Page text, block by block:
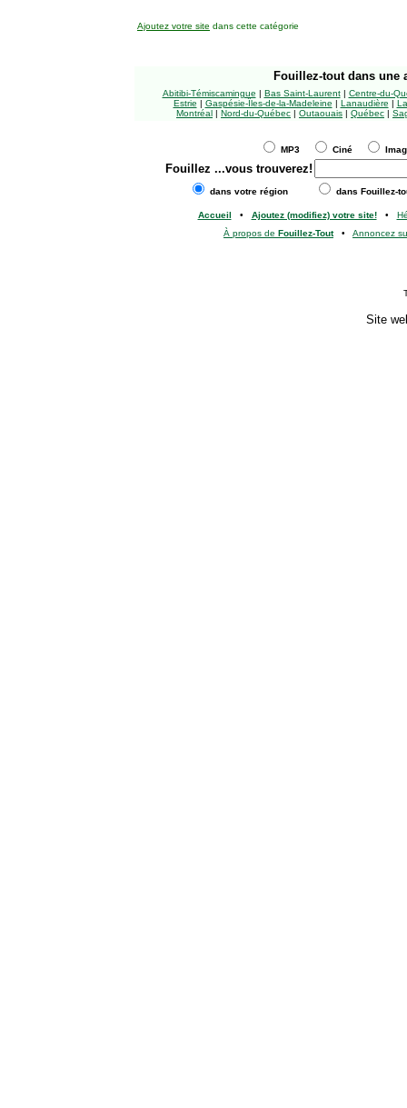
Ajoutez votre site dans cette catégorie
Fouillez-tout dans une
Abitibi-Témiscamingue | Bas Saint-Laurent| Centre-du-
Estrie | Gaspésie-Îles-de-la-Madeleine | Lanaudière |
Montréal | Nord-du-Québec | Outaouais | Québec |
MP3 Ciné
Fouillez ...vous trouverez!
dans votre région dans Fouillez-
Accueil • Ajoutez (modifiez) votre site!•
À propos de Fouillez-Tout• Annoncez
Site